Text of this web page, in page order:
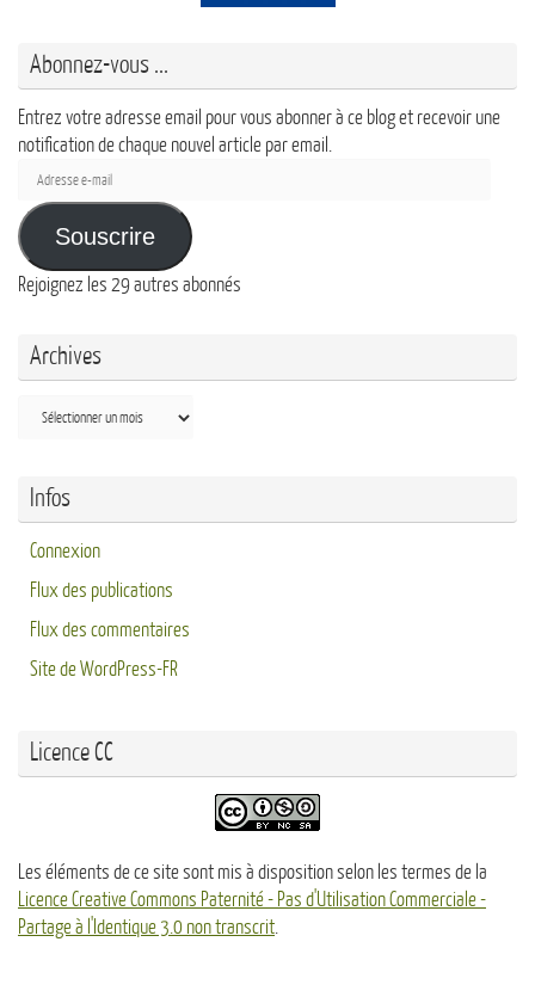
Abonnez-vous ...
Entrez votre adresse email pour vous abonner à ce blog et recevoir une
notification de chaque nouvel article par email.
Adresse
mail
Souscrire
Rejoignez les 29 autres abonnés
Archives
Archives
Infos
Connexion
Flux des publications
Flux des commentaires
Site de WordPress-FR
Licence CC
Les éléments de ce site sont mis à disposition selon les termes de la
Licence Creative Commons Paternité - Pas d'Utilisation Commerciale -
Partage à l'Identique 3.0 non transcrit